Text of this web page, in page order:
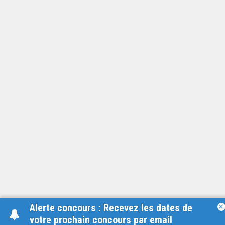
Alerte concours : Recevez les dates de
votre prochain concours par email
×